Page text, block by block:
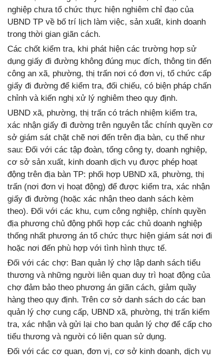
nghiệp chưa tổ chức thực hiện nghiêm chỉ đạo của
UBND TP về bố trí lịch làm việc, sản xuất, kinh doanh
trong thời gian giãn cách.
Các chốt kiểm tra, khi phát hiện các trường hợp sử
dụng giấy đi đường không đúng mục đích, thông tin đến
công an xã, phường, thị trấn nơi có đơn vị, tổ chức cấp
giấy đi đường để kiểm tra, đối chiếu, có biện pháp chấn
chỉnh và kiến nghị xử lý nghiêm theo quy định.
UBND xã, phường, thị trấn có trách nhiệm kiểm tra,
xác nhận giấy đi đường trên nguyên tắc chính quyền cơ
sở giám sát chặt chẽ nơi đến trên địa bàn, cụ thể như
sau: Đối với các tập đoàn, tổng công ty, doanh nghiệp,
cơ sở sản xuất, kinh doanh dịch vụ được phép hoạt
động trên địa bàn TP: phối hợp UBND xã, phường, thị
trấn (nơi đơn vị hoạt động) để được kiểm tra, xác nhận
giấy đi đường (hoặc xác nhận theo danh sách kèm
theo). Đối với các khu, cụm công nghiệp, chính quyền
địa phương chủ động phối hợp các chủ doanh nghiệp
thống nhất phương án tổ chức thực hiện giám sát nơi đi
hoặc nơi đến phù hợp với tình hình thực tế.
Đối với các chợ: Ban quản lý chợ lập danh sách tiểu
thương và những người liên quan duy trì hoạt động của
chợ đảm bảo theo phương án giãn cách, giảm quầy
hàng theo quy định. Trên cơ sở danh sách do các ban
quản lý chợ cung cấp, UBND xã, phường, thị trấn kiểm
tra, xác nhận và gửi lại cho ban quản lý chợ để cấp cho
tiểu thương và người có liên quan sử dụng.
Đối với các cơ quan, đơn vị, cơ sở kinh doanh, dịch vụ